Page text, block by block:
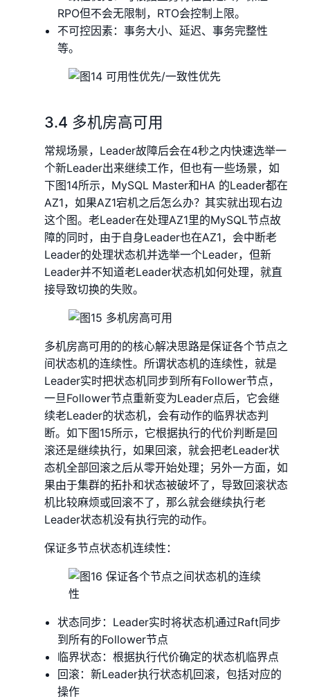
RPO但不会无限制，RTO会控制上限。
不可控因素：事务大小、延迟、事务完整性
等。
3.4 多机房高可用
常规场景，Leader故障后会在4秒之内快速选举一
个新Leader出来继续工作，但也有一些场景，如
下图14所示，MySQL Master和HA 的Leader都在
AZ1，如果AZ1宕机之后怎么办？其实就出现右边
这个图。老Leader在处理AZ1里的MySQL节点故
障的同时，由于自身Leader也在AZ1，会中断老
Leader的处理状态机并选举一个Leader，但新
Leader并不知道老Leader状态机如何处理，就直
接导致切换的失败。
多机房高可用的的核心解决思路是保证各个节点之
间状态机的连续性。所谓状态机的连续性，就是
Leader实时把状态机同步到所有Follower节点，
一旦Follower节点重新变为Leader点后，它会继
续老Leader的状态机，会有动作的临界状态判
断。如下图15所示，它根据执行的代价判断是回
滚还是继续执行，如果回滚，就会把老Leader状
态机全部回滚之后从零开始处理；另外一方面，如
果由于集群的拓扑和状态被破坏了，导致回滚状态
机比较麻烦或回滚不了，那么就会继续执行老
Leader状态机没有执行完的动作。
保证多节点状态机连续性：
状态同步：Leader实时将状态机通过Raft同步
到所有的Follower节点
临界状态：根据执行代价确定的状态机临界点
回滚：新Leader执行状态机回滚，包括对应的
操作